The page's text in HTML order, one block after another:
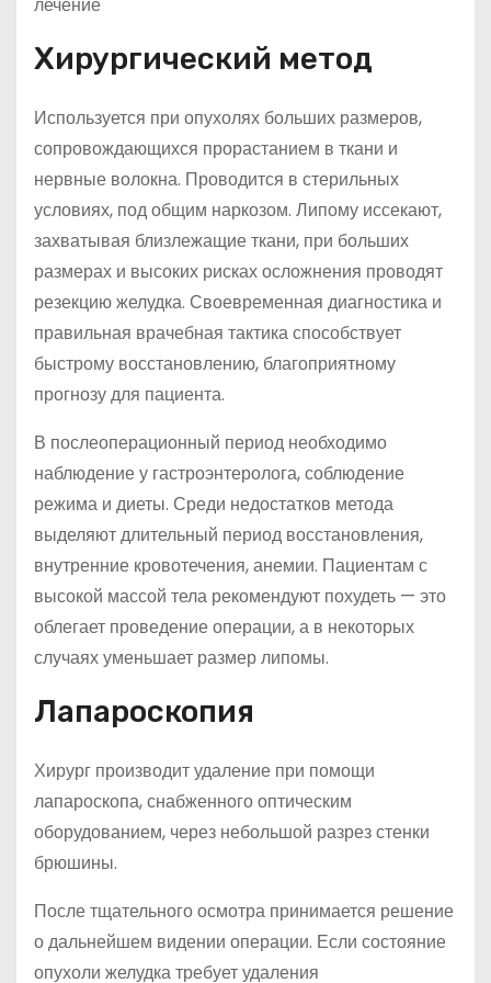
Хирургический метод
Используется при опухолях больших размеров,
сопровождающихся прорастанием в ткани и
нервные волокна. Проводится в стерильных
условиях, под общим наркозом. Липому иссекают,
захватывая близлежащие ткани, при больших
размерах и высоких рисках осложнения проводят
резекцию желудка. Своевременная диагностика и
правильная врачебная тактика способствует
быстрому восстановлению, благоприятному
прогнозу для пациента.
В послеоперационный период необходимо
наблюдение у гастроэнтеролога, соблюдение
режима и диеты. Среди недостатков метода
выделяют длительный период восстановления,
внутренние кровотечения, анемии. Пациентам с
высокой массой тела рекомендуют похудеть — это
облегает проведение операции, а в некоторых
случаях уменьшает размер липомы.
Лапароскопия
Хирург производит удаление при помощи
лапароскопа, снабженного оптическим
оборудованием, через небольшой разрез стенки
брюшины.
После тщательного осмотра принимается решение
о дальнейшем видении операции. Если состояние
опухоли желудка требует удаления